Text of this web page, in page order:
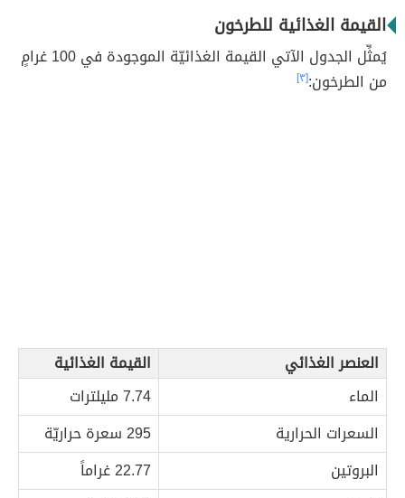
القيمة الغذائية للطرخون
يُمثِّل الجدول الآتي القيمة الغذائيّة الموجودة في 100 غرامٍ
من الطرخون:[٣]
العنصر الغذائي
القيمة الغذائية
الماء
7.74 مليلترات
السعرات الحرارية
295 سعرة حراريّة
البروتين
22.77 غراماً